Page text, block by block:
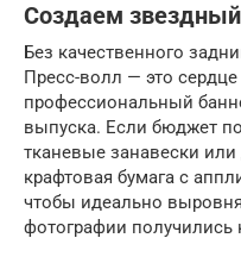
Создаем
Без качественного
Пресс-волл — это
профессиональный
выпуска. Если бюджет
тканевые занавески или
крафтовая бумага с
чтобы идеально
фотографии получились